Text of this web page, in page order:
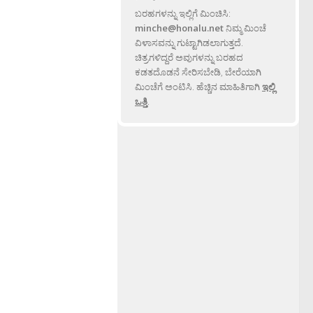
ಬರಹಗಳನ್ನು ಇಲ್ಲಿಗೆ ಮಿಂಚಿಸಿ:
minche@honalu.netನಿಮ್ಮ ಮಿಂಚೆ
ವಿಳಾಸವನ್ನು ಗುಟ್ಟಾಗಿಡಲಾಗುತ್ತದೆ.
ಚಿತ್ರಗಳಿದ್ದರೆ ಅವುಗಳನ್ನು ಬರಹದ
ಕಡತದೊಡನೆ ಸೇರಿಸಬೇಡಿ, ಬೇರೆಯಾಗಿ
ಮಿಂಚೆಗೆ ಅಂಟಿಸಿ. ಹೆಚ್ಚಿನ ಮಾಹಿತಿಗಾಗಿಇಲ್ಲಿ
ಒತ್ತಿ.